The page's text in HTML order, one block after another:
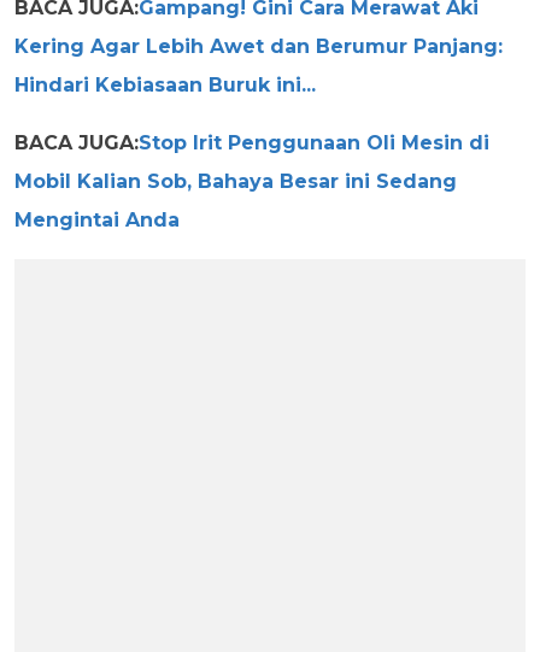
BACA JUGA:Gampang! Gini Cara Merawat Aki
Kering Agar Lebih Awet dan Berumur Panjang:
Hindari Kebiasaan Buruk ini...
BACA JUGA:Stop Irit Penggunaan Oli Mesin di
Mobil Kalian Sob, Bahaya Besar ini Sedang
Mengintai Anda